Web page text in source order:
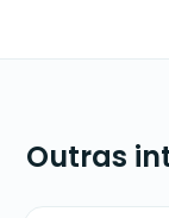
Outras